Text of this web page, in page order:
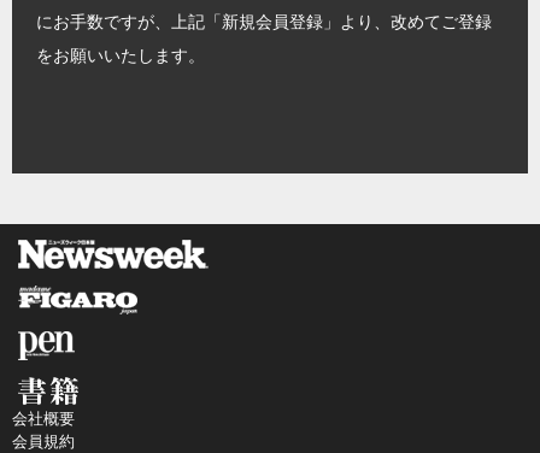
にお手数ですが、上記「新規会員登録」より、改めてご登録
をお願いいたします。
会社概要
会員規約